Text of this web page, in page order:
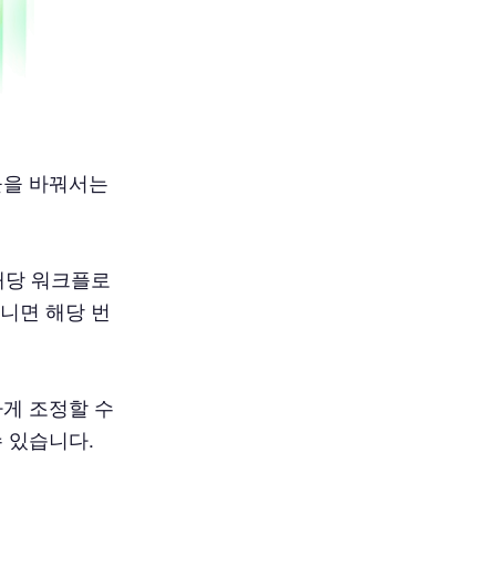
바꿔서는
워크플로
면 해당 번
조정할 수
있습니다.